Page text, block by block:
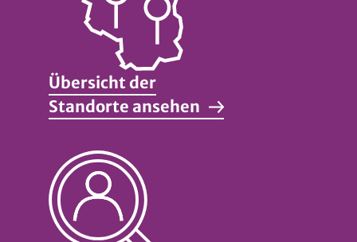
Übersicht der
Standorte ansehen